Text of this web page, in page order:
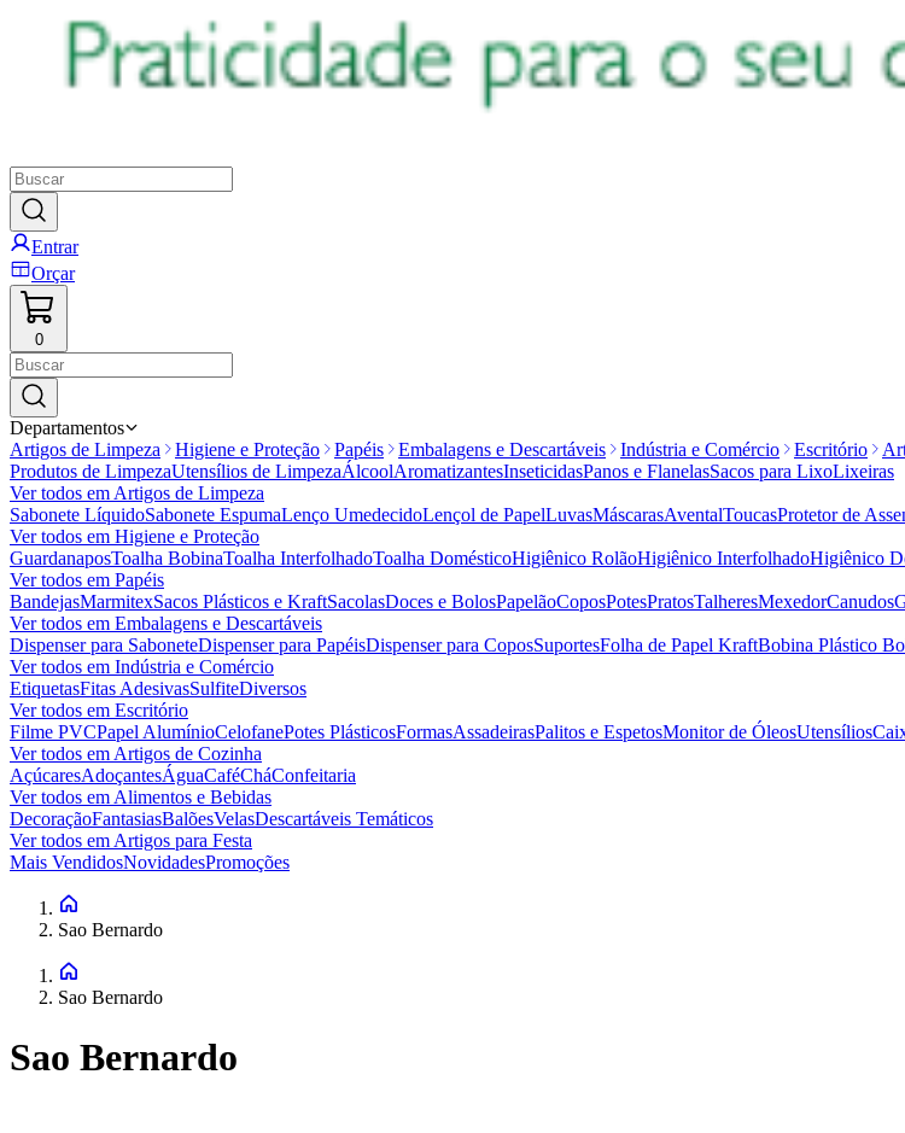
Entrar
Orçar
0
Departamentos
Artigos de Limpeza
Higiene e Proteção Papéis Embalagens e Descartáveis Indústria e Comércio Escritório
Produtos de LimpezaUtensílios de LimpezaÁlcoolAromatizantesInseticidasPanos e FlanelasSacos para LixoLixeiras
Ver todos emArtigos de Limpeza
Sabonete LíquidoSabonete EspumaLenço UmedecidoLençol de PapelLuvasMáscarasAventalToucasProtetor de
Ver todos em Higiene e Proteção
GuardanaposToalha BobinaToalha InterfolhadoToalha DomésticoHigiênico RolãoHigiênico InterfolhadoHigiênico
Ver todos em Papéis
BandejasMarmitexSacos Plásticos e KraftSacolasDoces e BolosPapelãoCoposPotesPratosTalheresMexedorCanudos
Ver todos em Embalagens e Descartáveis
Dispenser para SaboneteDispenser para PapéisDispenser para CoposSuportesFolha de Papel KraftBobina Plástico
Ver todos em Indústria e Comércio
EtiquetasFitas AdesivasSulfiteDiversos
Ver todos em Escritório
Filme PVCPapel AlumínioCelofanePotes PlásticosFormasAssadeirasPalitos e EspetosMonitor de ÓleosUtensílios
Ver todos emArtigos de Cozinha
AçúcaresAdoçantesÁguaCaféCháConfeitaria
Ver todos emAlimentos e Bebidas
DecoraçãoFantasiasBalõesVelasDescartáveis Temáticos
Ver todos emArtigos para Festa
Mais VendidosNovidadesPromoções
Sao Bernardo
Sao Bernardo
Sao Bernardo